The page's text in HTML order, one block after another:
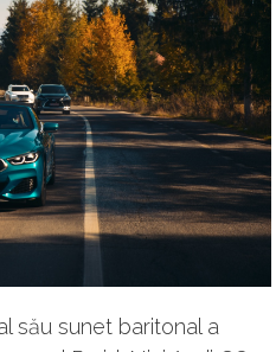
său sunet baritonal a